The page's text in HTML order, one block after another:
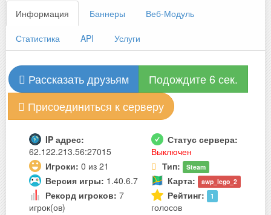
Информация Баннеры Веб-Модуль
Статистика API Услуги
Рассказать друзьям
Подождите 6 сек.
Присоединиться к серверу
IP адрес:
62.122.213.56:27015
Статус сервера:
Выключен
Игроки: 0 из 21 Тип: Steam
Версия игры: 1.40.6.7 Карта: awp_lego_2
Рекорд игроков: 7
игрок(ов)
Рейтинг: 1
голосов